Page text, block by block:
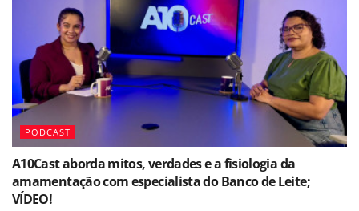
PODCAST
A10Cast aborda mitos, verdades e a fisiologia da
amamentação com especialista do Banco de Leite;
VÍDEO!